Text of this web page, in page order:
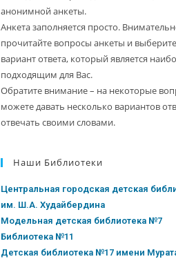
анонимной анкеты.
Анкета заполняется просто.
прочитайте вопросы анкеты и
вариант ответа, который является
подходящим для Вас.
Обратите внимание – на некоторые
можете давать несколько вариантов
отвечать своими словами.
Наши Библиотеки
Центральная городская детская
им. Ш.А. Худайбердина
Модельная детская библиотека №7
Библиотека №11
Детская библиотека №17 имени